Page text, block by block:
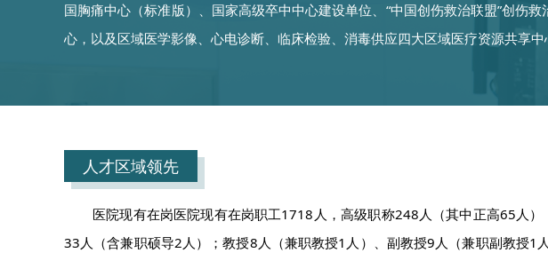
国胸痛中心（标准版）、国家高级卒中中心建设单位、“中国创伤救治联盟”创伤
心，以及区域医学影像、心电诊断、临床检验、消毒供应四大区域医疗资源共享
人才区域领先
医院现有在岗医院现有在岗职工1718人，高级职称248人（其中正高65人
33人（含兼职硕导2人）；教授8人（兼职教授1人）、副教授9人（兼职副教授